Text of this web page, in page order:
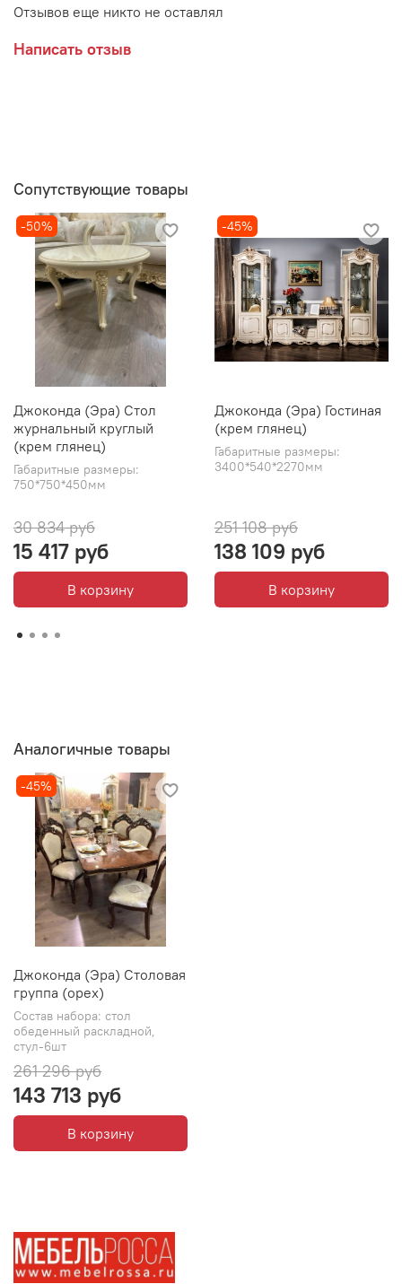
Отзывов еще никто не оставлял
Написать отзыв
Сопутствующие товары
-50%
Джоконда (Эра) Стол
журнальный круглый
(крем глянец)
Габаритные размеры:
750*750*450мм
30 834 руб
15 417 руб
В корзину
-45%
Джоконда (Эра) Гостиная
(крем глянец)
Габаритные размеры:
3400*540*2270мм
251 108 руб
138 109 руб
В корзину
Аналогичные товары
-45%
Джоконда (Эра) Столовая
группа (орех)
Состав набора: стол
обеденный раскладной,
стул-6шт
261 296 руб
143 713 руб
В корзину